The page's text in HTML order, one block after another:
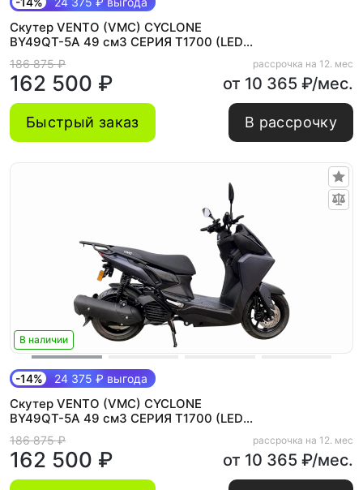
Скутер VENTO (VMC) CYCLONE
BY49QT-5A 49 см3 СЕРИЯ T1700 (LED
панель, CBS, USB) WHITE
186 875 ₽
162 500 ₽
рассрочка на 12. мес
от 10 365 ₽/мес.
Быстрый заказ В рассрочку
В наличии
-14% 24 375 ₽ выгода
Скутер VENTO (VMC) CYCLONE
BY49QT-5A 49 см3 СЕРИЯ T1700 (LED
панель, CBS, USB) GREY
186 875 ₽
162 500 ₽
рассрочка на 12. мес
от 10 365 ₽/мес.